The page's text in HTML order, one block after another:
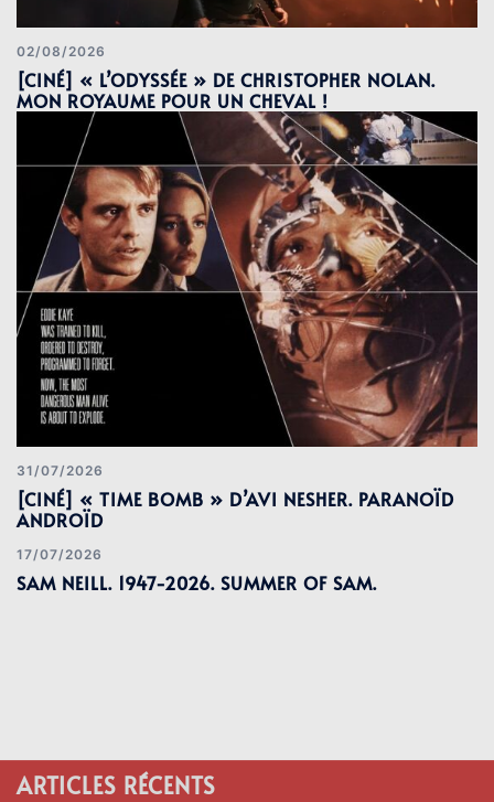
02/08/2026
[CINÉ] « L’ODYSSÉE » DE CHRISTOPHER NOLAN.
MON ROYAUME POUR UN CHEVAL !
31/07/2026
[CINÉ] « TIME BOMB » D’AVI NESHER. PARANOÏD
ANDROÏD
17/07/2026
SAM NEILL. 1947-2026. SUMMER OF SAM.
ARTICLES RÉCENTS